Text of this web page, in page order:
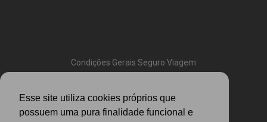
Esse site utiliza cookies próprios que
possuem uma pura finalidade funcional e
Condições Gerais Seguro Viagem
Condições Gerais Assistência